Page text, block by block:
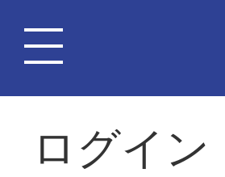
ログイン